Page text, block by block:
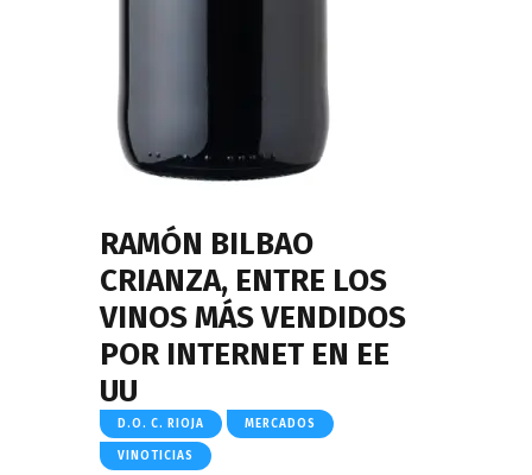
RAMÓN BILBAO
CRIANZA, ENTRE LOS
VINOS MÁS VENDIDOS
POR INTERNET EN EE
UU
D.O. C. RIOJA MERCADOS
VINOTICIAS